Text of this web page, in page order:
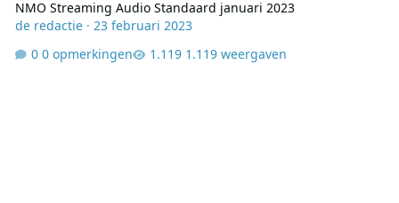
NMO Streaming Audio Standaard januari 2023
de redactie· 23 februari 2023
0 opmerkingen
1.119 weergaven